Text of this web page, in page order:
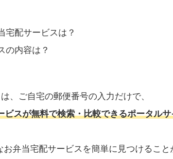
宅配サービスは？
の内容は？
、ご自宅の郵便番号の入力だけで、
ビスが無料で検索・比較できるポータル
弁当宅配サービスを簡単に見つけること